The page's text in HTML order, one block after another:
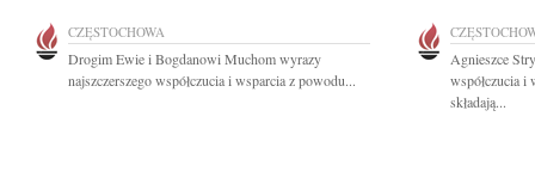
CZĘSTOCHOWA
Drogim Ewie i Bogdanowi Muchom wyrazy
najszczerszego współczucia i wsparcia z powodu...
Agnieszce
współczucia i
składają...